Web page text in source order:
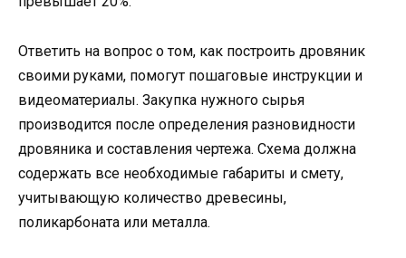
Ответить на вопрос о том, как построить дровяник
своими руками, помогут пошаговые инструкции и
видеоматериалы. Закупка нужного сырья
производится после определения разновидности
дровяника и составления чертежа. Схема должна
содержать все необходимые габариты и смету,
учитывающую количество древесины,
поликарбоната или металла.